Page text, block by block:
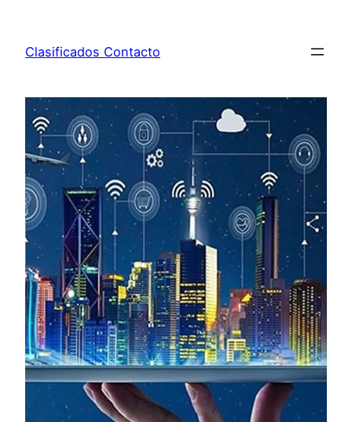
contenido
Clasificados Contacto